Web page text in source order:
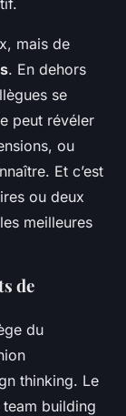
mais de
. En dehors
se
peut révéler
ou
Et c’est
ou deux
meilleures
de
du
thinking. Le
building